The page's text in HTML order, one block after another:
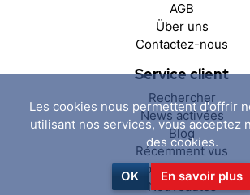
AGB
Über uns
Contactez-nous
Service client
Rechercher
News activées
Blog
Récemment vus
Comparer les produits
Nouveautés
Les cookies nous permettent d'offrir
utilisant nos services, vous acceptez
des cookies.
OK En savoir plus